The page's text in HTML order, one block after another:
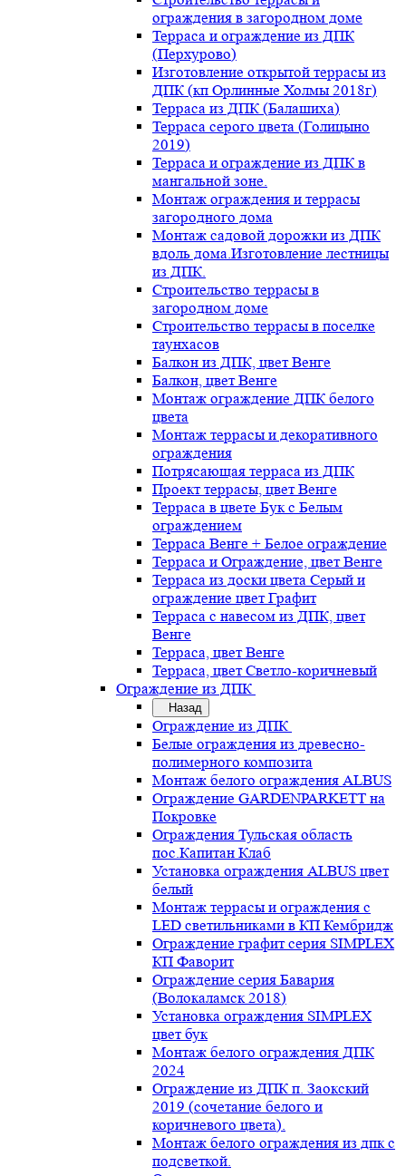
ограждения в загородном доме
Терраса и ограждение из ДПК
(Перхурово)
Изготовление открытой террасы из
ДПК (кп Орлинные Холмы 2018г)
Терраса из ДПК (Балашиха)
Терраса серого цвета (Голицыно
2019)
Терраса и ограждение из ДПК в
мангальной зоне.
Монтаж ограждения и террасы
загородного дома
Монтаж садовой дорожки из ДПК
вдоль дома.Изготовление лестницы
из ДПК.
Строительство террасы в
загородном доме
Строительство террасы в поселке
таунхасов
Балкон из ДПК, цвет Венге
Балкон, цвет Венге
Монтаж ограждение ДПК белого
цвета
Монтаж террасы и декоративного
ограждения
Потрясающая терраса из ДПК
Проект террасы, цвет Венге
Терраса в цвете Бук с Белым
ограждением
Терраса Венге + Белое ограждение
Терраса и Ограждение, цвет Венге
Терраса из доски цвета Серый и
ограждение цвет Графит
Терраса с навесом из ДПК, цвет
Венге
Терраса, цвет Венге
Терраса, цвет Светло-коричневый
Ограждение из ДПК
Назад
Ограждение из ДПК
Белые ограждения из древесно-
полимерного композита
Монтаж белого ограждения ALBUS
Ограждение GARDENPARKETT на
Покровке
Ограждения Тульская область
пос.Капитан Клаб
Установка ограждения ALBUS цвет
белый
Монтаж террасы и ограждения с
LED светильниками в КП Кембридж
Ограждение графит серия SIMPLEX
КП Фаворит
Ограждение серия Бавария
(Волокаламск 2018)
Установка ограждения SIMPLEX
цвет бук
Монтаж белого ограждения ДПК
2024
Ограждение из ДПК п. Заокский
2019 (сочетание белого и
коричневого цвета).
Монтаж белого ограждения из дпк с
подсветкой.